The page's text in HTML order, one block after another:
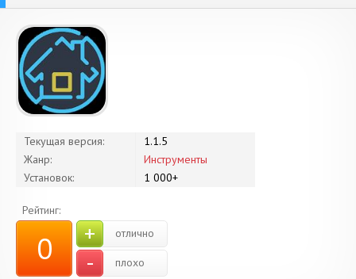
Текущая версия:
1.1.5
Жанр:
Инструменты
Установок:
1 000+
Рейтинг:
0 + отлично
-
плохо